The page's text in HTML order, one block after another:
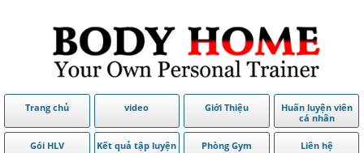
Trang chủ video Giới Thiệu
Huấn luyện viên
cá nhân
Gói HLV Kết quả tập luyện Phòng Gym Liên hệ